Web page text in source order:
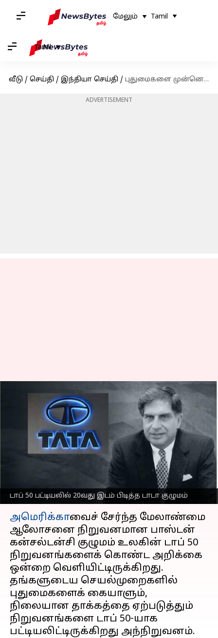
மேலும் Tamil
Tamil
வீடு / செய்தி / இந்தியா செய்தி / புதுமைகளை முன்னெடுக்கும் உலகின் டாப் 50 நிறுவனங்கள்.. டாடா குழுமத்திற்கு 20வது இடம்!
ADVERTISEMENT
டாப் 50 பட்டியலில் 20வது இடம் பிடித்த டாடா குழுமம்
புதுமைகளை
முன்னெடுக்கும் உலகின்
டாப் 50 நிறுவனங்கள்..
டாடா குழுமத்திற்கு 20வது
இடம்!
10:10 am
செய்தி முன்னோட்டம்
அமெரிக்காவைச் சேர்ந்த மேலாண்மை
ஆலோசனை நிறுவனமான பாஸ்டன்
கன்சல்டன்சி குழுமம் உலகின் டாப் 50
நிறுவனங்களைக் கொண்ட அறிக்கை
ஒன்றை வெளியிட்டிருக்கிறது.
தங்களுடைய செயல்முறைகளில்
புதுமைகளைக் கையாளும்,
நிலையான தாக்கத்தை ஏற்படுத்தும்
நிறுவனங்களை டாப் 50-யாக
பட்டியலிட்டிருக்கிறது அந்நிறுவனம்.